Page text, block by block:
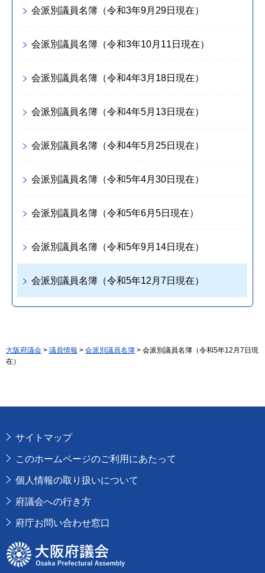
会派別議員名簿（令和3年9月29日現在）
会派別議員名簿（令和3年10月11日現在）
会派別議員名簿（令和4年3月18日現在）
会派別議員名簿（令和4年5月13日現在）
会派別議員名簿（令和4年5月25日現在）
会派別議員名簿（令和5年4月30日現在）
会派別議員名簿（令和5年6月5日現在）
会派別議員名簿（令和5年9月14日現在）
会派別議員名簿（令和5年12月7日現在）
大阪府議会 > 議員情報 > 会派別議員名簿 > 会派別議員名簿（令和5年12月7日現
在）
サイトマップ
このホームページのご利用にあたって
個人情報の取り扱いについて
府議会への行き方
府庁お問い合わせ窓口
大阪府議会